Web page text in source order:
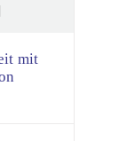
mit